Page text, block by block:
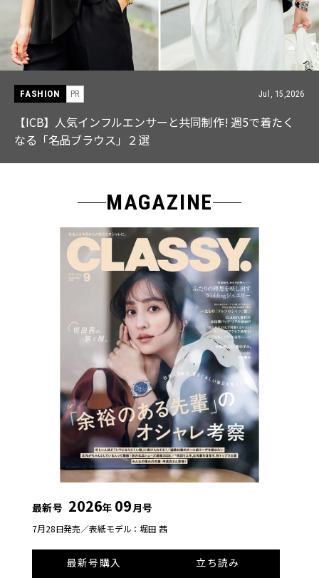
FASHION PR Jul, 15,2026
【ICB】人気インフルエンサーと共同制作! 週5で着たく
なる「名品ブラウス」２選
MAGAZINE
最新号 2026年 09月号
7月28日発売／表紙モデル：堀田 茜
最新号購入
立ち読み